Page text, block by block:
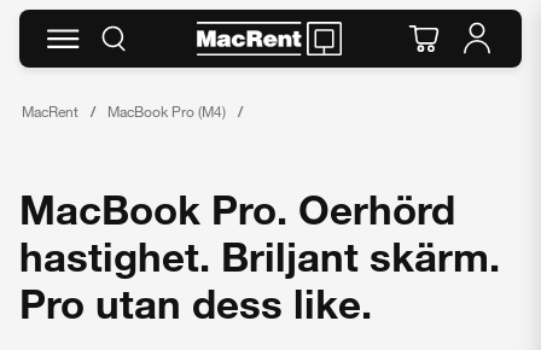
MacRent MacBook Pro (M4)
MacBook Pro. Oerhörd
hastighet. Briljant skärm.
Pro utan dess like.